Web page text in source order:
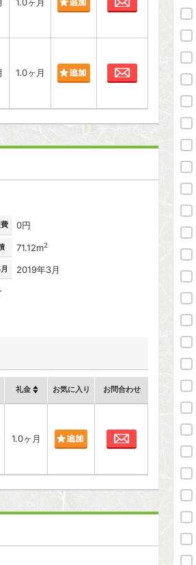
1.0ヶ月
0円
71.12m2
2019年3月
礼金 お気に入り お問合わせ
1.0ヶ月 お問合わせ